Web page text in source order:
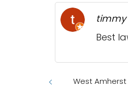
timmy
Best
West